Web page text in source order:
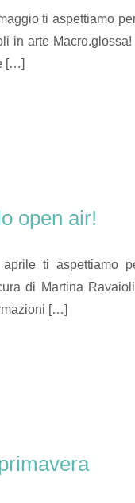
ti aspettiamo
in arte
[…]
open air!
aprile ti aspettiamo
di Martina
[…]